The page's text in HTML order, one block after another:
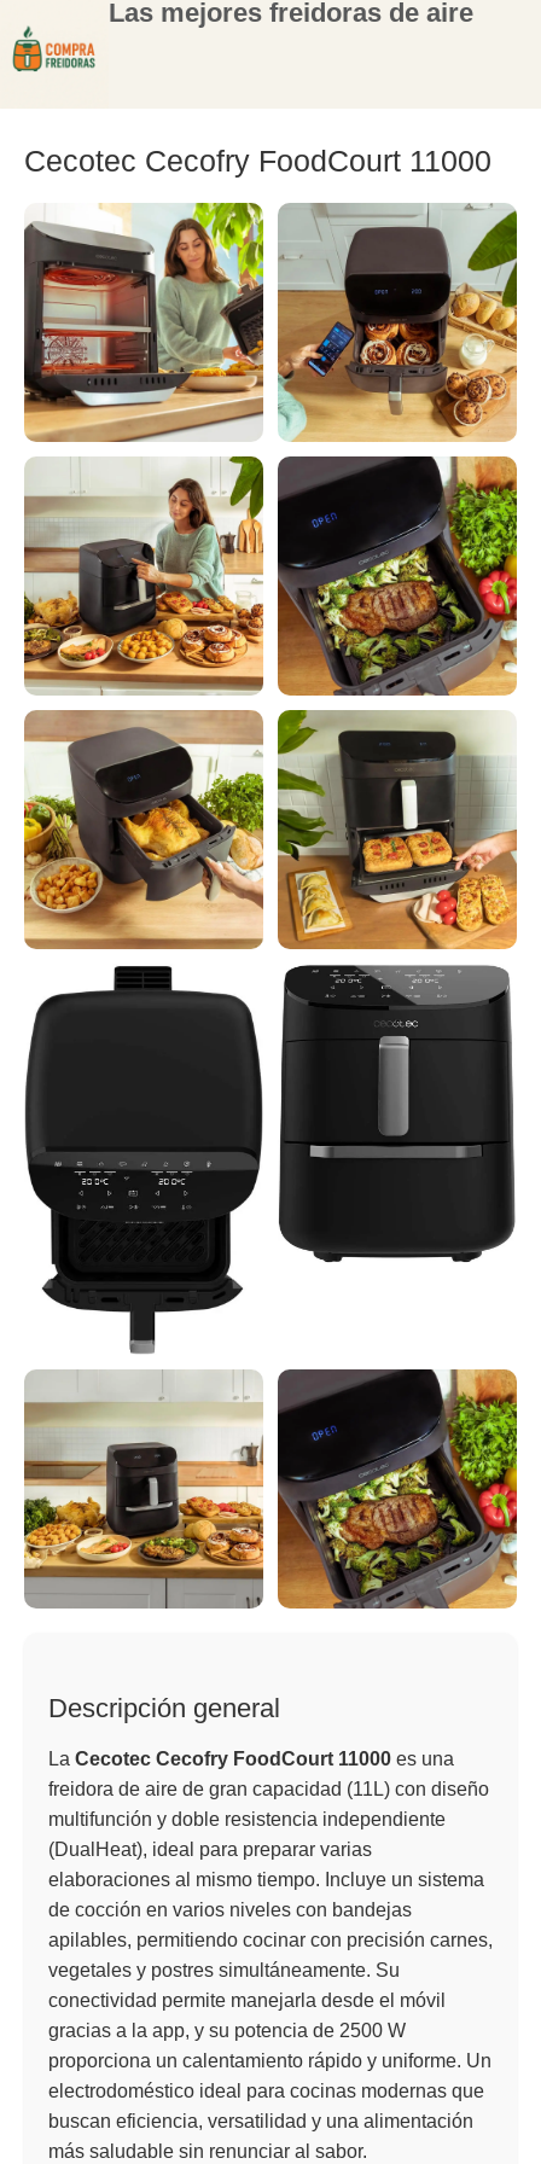
Las mejores freidoras de aire
Cecotec Cecofry FoodCourt 11000
Descripción general
La Cecotec Cecofry FoodCourt 11000 es una
freidora de aire de gran capacidad (11L) con diseño
multifunción y doble resistencia independiente
(DualHeat), ideal para preparar varias
elaboraciones al mismo tiempo. Incluye un sistema
de cocción en varios niveles con bandejas
apilables, permitiendo cocinar con precisión carnes,
vegetales y postres simultáneamente. Su
conectividad permite manejarla desde el móvil
gracias a la app, y su potencia de 2500 W
proporciona un calentamiento rápido y uniforme. Un
electrodoméstico ideal para cocinas modernas que
buscan eficiencia, versatilidad y una alimentación
más saludable sin renunciar al sabor.